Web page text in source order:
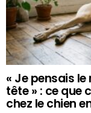
« Je pensais
tête » : ce que
chez le chien